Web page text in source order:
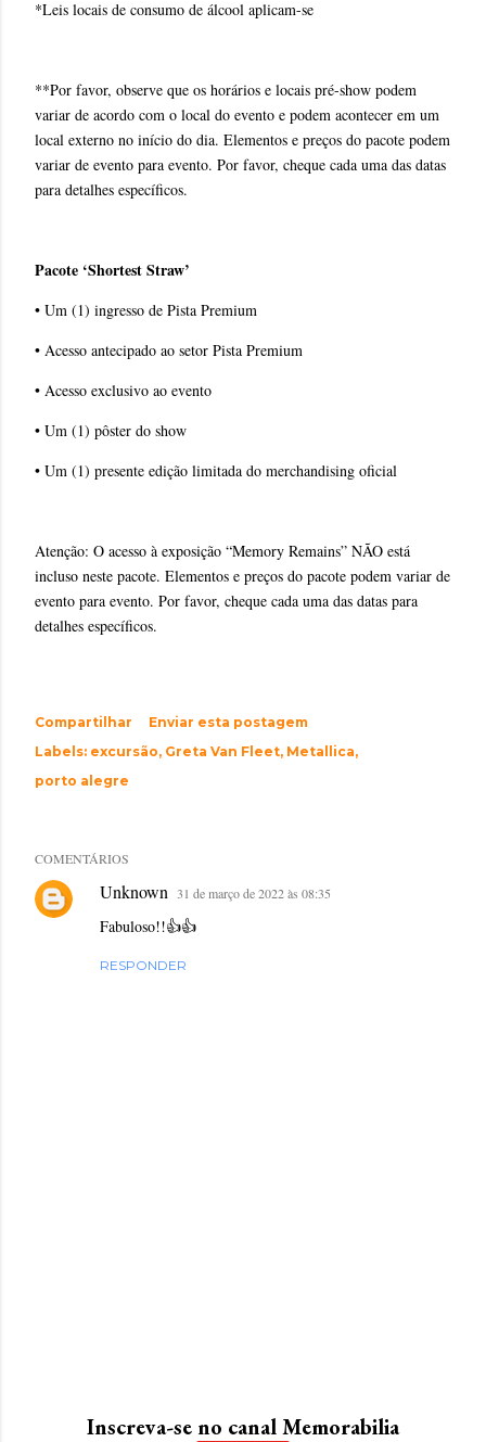
*Leis locais de consumo de álcool aplicam-se
**Por favor, observe que os horários e locais pré-show podem
variar de acordo com o local do evento e podem acontecer em um
local externo no início do dia. Elementos e preços do pacote podem
variar de evento para evento. Por favor, cheque cada uma das datas
para detalhes específicos.
Pacote ‘Shortest Straw’
• Um (1) ingresso de Pista Premium
• Acesso antecipado ao setor Pista Premium
• Acesso exclusivo ao evento
• Um (1) pôster do show
• Um (1) presente edição limitada do merchandising oficial
Atenção: O acesso à exposição “Memory Remains” NÃO está
incluso neste pacote. Elementos e preços do pacote podem variar de
evento para evento. Por favor, cheque cada uma das datas para
detalhes específicos.
Compartilhar
Enviar esta postagem
Labels: excursão Greta Van Fleet Metallica
porto alegre
COMENTÁRIOS
Unknown 31 de março de 2022 às 08:35
Fabuloso!!👍👍
RESPONDER
Inscreva-se no canal Memorabilia